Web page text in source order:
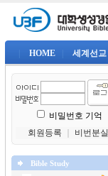
HOME 세계선교
비밀번호 기억
회원등록
비번분실
Bible Study